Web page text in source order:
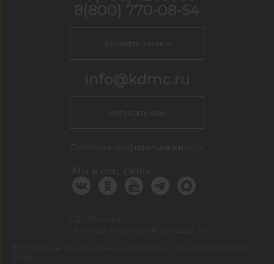
8(800) 770-08-54
Заказать звонок
info@kdmc.ru
Написать нам
Политика конфиденциальности
Мы в соц. сетях